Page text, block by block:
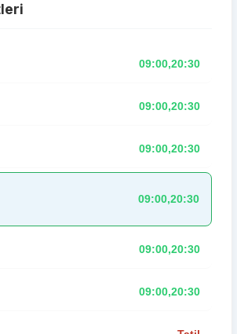
09:00,20:30
09:00,20:30
09:00,20:30
09:00,20:30
09:00,20:30
09:00,20:30